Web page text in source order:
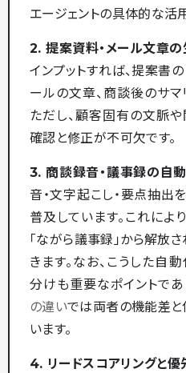
エージェントの具体的な活
2. 提案資料・メール文章の
インプットすれば、提案書の
ールの文章、商談後のサマ
ただし、顧客固有の文脈
確認と修正が不可欠です。
3. 商談録音・議事録の自
音・文字起こし・要点抽出
普及しています。これによ
「ながら議事録」から解放
きます。なお、こうした自
分けも重要なポイントであ
の違いでは両者の機能差と
います。
4. リードスコアリングと優